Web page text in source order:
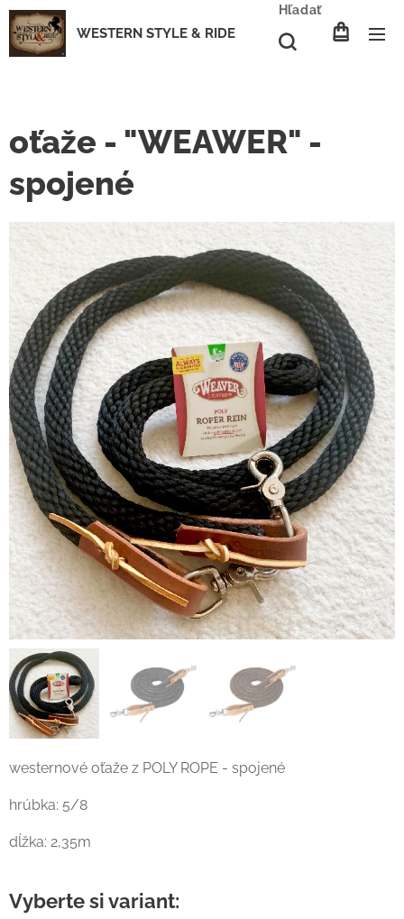
WESTERN STYLE & RIDE
Hľadať
oťaže - "WEAWER" -
spojené
westernové oťaže z POLY ROPE - spojené
hrúbka: 5/8
dĺžka: 2,35m
Vyberte si variant: